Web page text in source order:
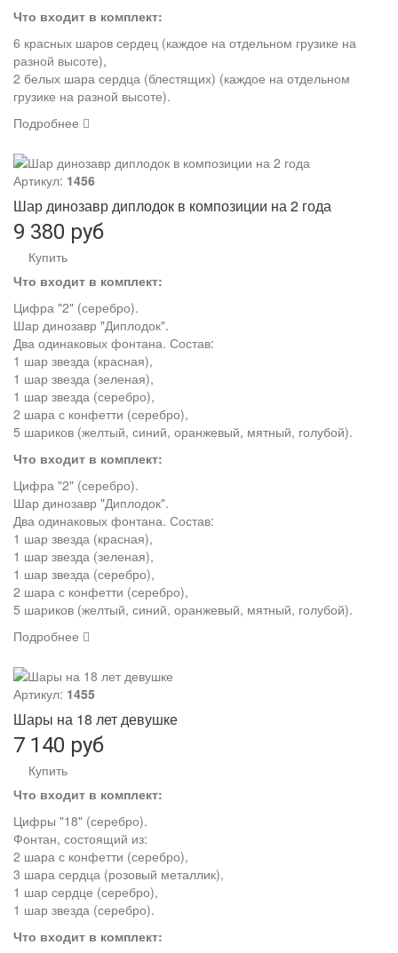
Что входит в комплект:
6 красных шаров сердец (каждое на отдельном грузике на
разной высоте),
2 белых шара сердца (блестящих) (каждое на отдельном
грузике на разной высоте).
Подробнее
Артикул: 1456
Шар динозавр диплодок в композиции на 2 года
9 380 руб
Купить
Что входит в комплект:
Цифра "2" (серебро).
Шар динозавр "Диплодок".
Два одинаковых фонтана. Состав:
1 шар звезда (красная),
1 шар звезда (зеленая),
1 шар звезда (серебро),
2 шара с конфетти (серебро),
5 шариков (желтый, синий, оранжевый, мятный, голубой).
Что входит в комплект:
Цифра "2" (серебро).
Шар динозавр "Диплодок".
Два одинаковых фонтана. Состав:
1 шар звезда (красная),
1 шар звезда (зеленая),
1 шар звезда (серебро),
2 шара с конфетти (серебро),
5 шариков (желтый, синий, оранжевый, мятный, голубой).
Подробнее
Артикул: 1455
Шары на 18 лет девушке
7 140 руб
Купить
Что входит в комплект:
Цифры "18" (серебро).
Фонтан, состоящий из:
2 шара с конфетти (серебро),
3 шара сердца (розовый металлик),
1 шар сердце (серебро),
1 шар звезда (серебро).
Что входит в комплект: